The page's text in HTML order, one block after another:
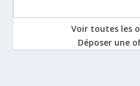
Voir toutes les
Déposer une